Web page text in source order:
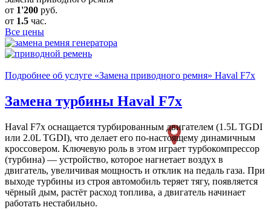
от 1'200 руб.
от 1.5 час.
Все цены
Подробнее об услуге «Замена приводного ремня» Haval F7x
Замена турбины Haval F7x
Haval F7x оснащается турбированным двигателем (1.5L TGDI
или 2.0L TGDI), что делает его по-настоящему динамичным
кроссовером. Ключевую роль в этом играет турбокомпрессор
(турбина) — устройство, которое нагнетает воздух в
двигатель, увеличивая мощность и отклик на педаль газа. При
выходе турбины из строя автомобиль теряет тягу, появляется
чёрный дым, растёт расход топлива, а двигатель начинает
работать нестабильно.